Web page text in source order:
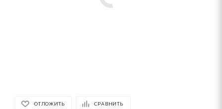
ОТЛОЖИТЬ СРАВНИТЬ